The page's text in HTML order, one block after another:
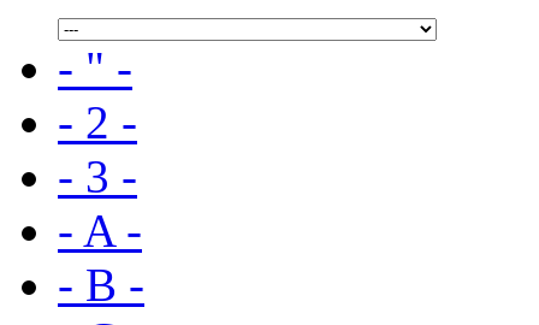
- " -
- 2 -
- 3 -
- A -
- B -